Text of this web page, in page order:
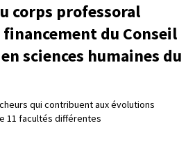
corps professoral
du Conseil
sciences humaines du
qui contribuent aux évolutions
11 facultés différentes